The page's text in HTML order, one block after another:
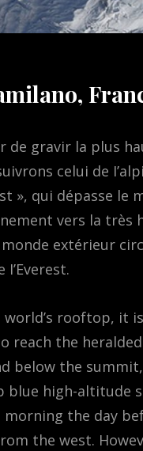
de gravir la plus
celui de
», qui dépasse
vers la
extérieur
world’s rooftop, it
reach the
below the
blue high-altitude
morning the day
the west.